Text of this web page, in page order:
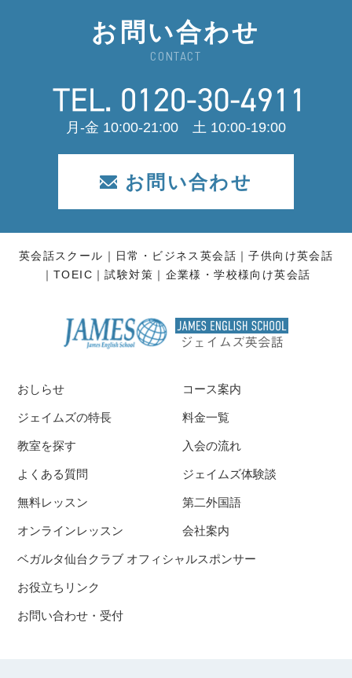
お問い合わせ
CONTACT
月-金 10:00-21:00 土 10:00-19:00
お問い合わせ
英会話スクール 日常・ビジネス英会話
子供向け英会話
TOEIC
試験対策 企業様・学校様向け英会話
おしらせ
ジェイムズの特長
教室を探す
コース案内
料金一覧
入会の流れ
よくある質問
無料レッスン
オンラインレッスン
ジェイムズ体験談
第二外国語
会社案内
ベガルタ仙台クラブ オフィシャルスポンサー
お役立ちリンク
お問い合わせ・受付